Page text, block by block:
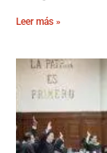
Leer más »